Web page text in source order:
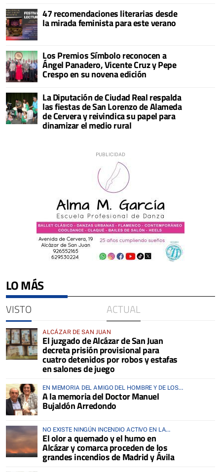
47 recomendaciones literarias desde
la mirada feminista para este verano
Los Premios Símbolo reconocen a
Ángel Panadero, Vicente Cruz y Pepe
Crespo en su novena edición
La Diputación de Ciudad Real respalda
las fiestas de San Lorenzo de Alameda
de Cervera y reivindica su papel para
dinamizar el medio rural
LO MÁS
VISTO ACTUAL
ALCÁZAR DE SAN JUAN
El juzgado de Alcázar de San Juan
decreta prisión provisional para
cuatro detenidos por robos y estafas
en salones de juego
EN MEMORIA DEL AMIGO DEL HOMBRE Y DE LOS
ANIMALES
A la memoria del Doctor Manuel
Bujaldón Arredondo
NO EXISTE NINGÚN INCENDIO ACTIVO EN LA
COMARCA
El olor a quemado y el humo en
Alcázar y comarca proceden de los
grandes incendios de Madrid y Ávila